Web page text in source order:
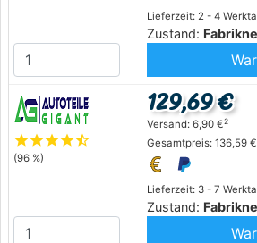
Lieferzeit: 2 - 4
Zustand:
starstarstarstarstar_half
(96 %)
Lieferzeit: 3 - 7
Zustand:
129,69 €
Versand: 6,90 €2
Gesamtpreis: 136,59 €